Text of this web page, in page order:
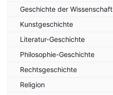
Geschichte der Wissenschaft
Kunstgeschichte
Literatur-Geschichte
Philosophie-Geschichte
Rechtsgeschichte
Religion